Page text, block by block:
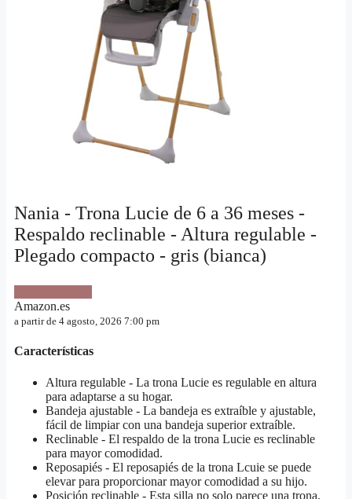
Nania - Trona Lucie de 6 a 36 meses -
Respaldo reclinable - Altura regulable -
Plegado compacto - gris (bianca)
Amazon.es
a partir de 4 agosto, 2026 7:00 pm
Características
Altura regulable - La trona Lucie es regulable en altura
para adaptarse a su hogar.
Bandeja ajustable - La bandeja es extraíble y ajustable,
fácil de limpiar con una bandeja superior extraíble.
Reclinable - El respaldo de la trona Lucie es reclinable
para mayor comodidad.
Reposapiés - El reposapiés de la trona Lcuie se puede
elevar para proporcionar mayor comodidad a su hijo.
Posición reclinable - Esta silla no solo parece una trona,